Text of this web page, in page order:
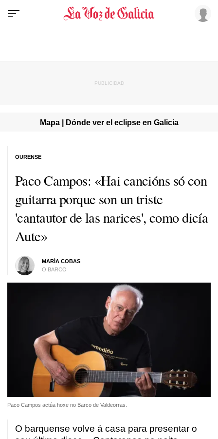
Mapa | Dónde ver el eclipse en Galicia
Paco Campos: «Hai cancións só con
guitarra porque son un triste
'cantautor de las narices', como dicía
Aute»
MARÍA COBAS
O BARCO
OURENSE
Paco Campos actúa hoxe no Barco de Valdeorras.
O barquense volve á casa para presentar o